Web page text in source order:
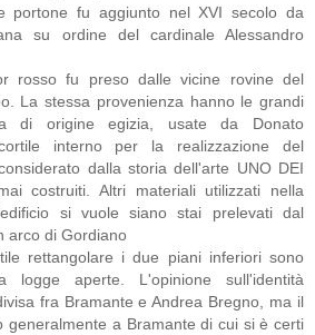
portone fu aggiunto nel XVI secolo da
su ordine del cardinale Alessandro
rosso fu preso dalle vicine rovine del
La stessa provenienza hanno le grandi
di origine egizia, usate da Donato
interno per la realizzazione del
dalla storia dell'arte UNO DEI
mai costruiti. Altri materiali utilizzati nella
si vuole siano stai prelevati dal
arco di Gordiano
rettangolare i due piani inferiori sono
logge aperte. L'opinione sull'identità
fra Bramante e Andrea Bregno, ma il
generalmente a Bramante di cui si è certi